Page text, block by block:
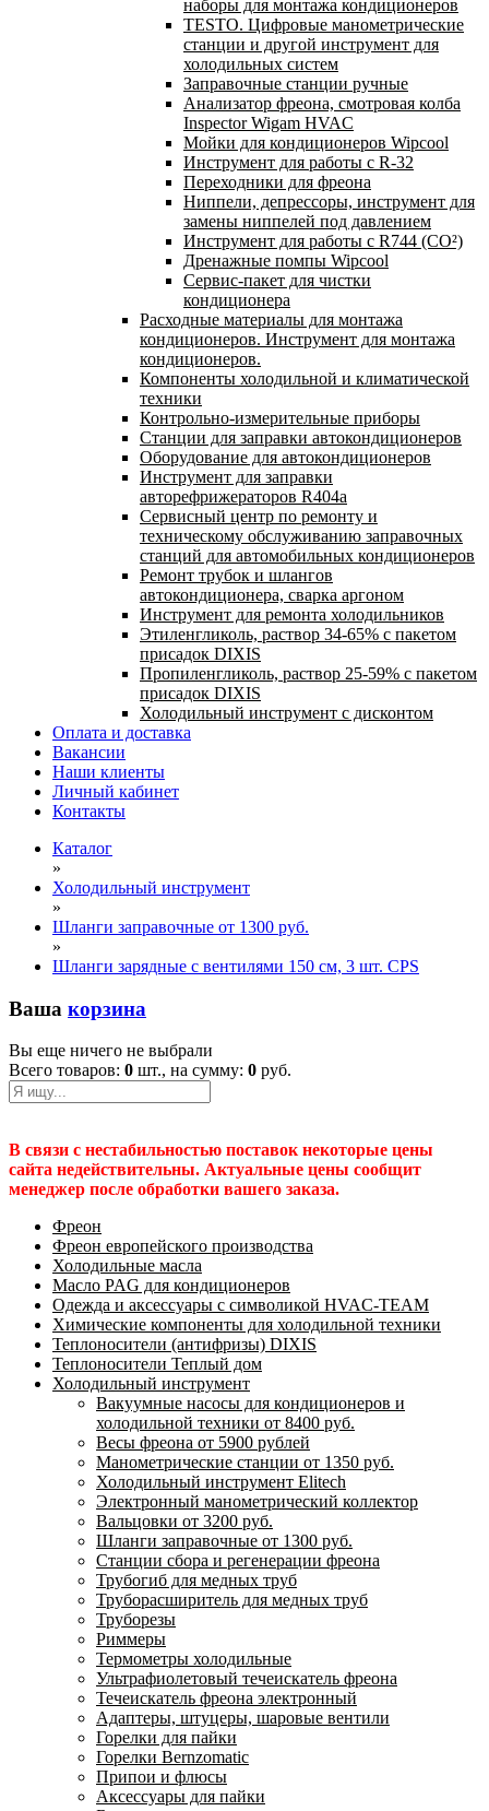
наборы для монтажа кондиционеров
TESTO. Цифровые манометрические
станции и другой инструмент для
холодильных систем
Заправочные станции ручные
Анализатор фреона, смотровая колба
Inspector Wigam HVAC
Мойки для кондиционеров Wipcool
Инструмент для работы с R-32
Переходники для фреона
Ниппели, депрессоры, инструмент для
замены ниппелей под давлением
Инструмент для работы с R744 (CO²)
Дренажные помпы Wipcool
Сервис-пакет для чистки
кондиционера
Расходные материалы для монтажа
кондиционеров. Инструмент для монтажа
кондиционеров.
Компоненты холодильной и климатической
техники
Контрольно-измерительные приборы
Станции для заправки автокондиционеров
Оборудование для автокондиционеров
Инструмент для заправки
авторефрижераторов R404a
Сервисный центр по ремонту и
техническому обслуживанию заправочных
станций для автомобильных кондиционеров
Ремонт трубок и шлангов
автокондиционера, сварка аргоном
Инструмент для ремонта холодильников
Этиленгликоль, раствор 34-65% с пакетом
присадок DIXIS
Пропиленгликоль, раствор 25-59% с пакетом
присадок DIXIS
Холодильный инструмент с дисконтом
Оплата и доставка
Вакансии
Наши клиенты
Личный кабинет
Контакты
Каталог
»
Холодильный инструмент
»
Шланги заправочные от 1300 руб.
»
Шланги зарядные с вентилями 150 см, 3 шт. CPS
Ваша корзина
Вы еще ничего не выбрали
Всего товаров: 0 шт., на сумму: 0 руб.
В связи с нестабильностью поставок некоторые цены
сайта недействительны. Актуальные цены сообщит
менеджер после обработки вашего заказа.
Фреон
Фреон европейского производства
Холодильные масла
Масло PAG для кондиционеров
Одежда и аксессуары с символикой HVAC-TEAM
Химические компоненты для холодильной техники
Теплоносители (антифризы) DIXIS
Теплоносители Теплый дом
Холодильный инструмент
Вакуумные насосы для кондиционеров и
холодильной техники от 8400 руб.
Весы фреона от 5900 рублей
Манометрические станции от 1350 руб.
Холодильный инструмент Elitech
Электронный манометрический коллектор
Вальцовки от 3200 руб.
Шланги заправочные от 1300 руб.
Станции сбора и регенерации фреона
Трубогиб для медных труб
Труборасширитель для медных труб
Труборезы
Риммеры
Термометры холодильные
Ультрафиолетовый течеискатель фреона
Течеискатель фреона электронный
Адаптеры, штуцеры, шаровые вентили
Горелки для пайки
Горелки Bernzomatic
Припои и флюсы
Аксессуары для пайки